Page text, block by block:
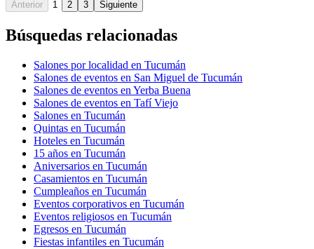
Anterior
1 2 3 Siguiente
Búsquedas relacionadas
Salones por localidad en Tucumán
Salones de eventos en San Miguel de Tucumán
Salones de eventos en Yerba Buena
Salones de eventos en Tafí Viejo
Salones en Tucumán
Quintas en Tucumán
Hoteles en Tucumán
15 años en Tucumán
Aniversarios en Tucumán
Casamientos en Tucumán
Cumpleaños en Tucumán
Eventos corporativos en Tucumán
Eventos religiosos en Tucumán
Egresos en Tucumán
Fiestas infantiles en Tucumán